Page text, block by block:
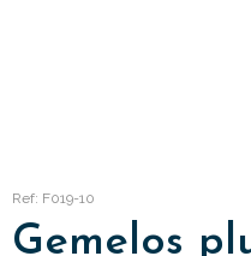
Ref: F019-10
Gemelos